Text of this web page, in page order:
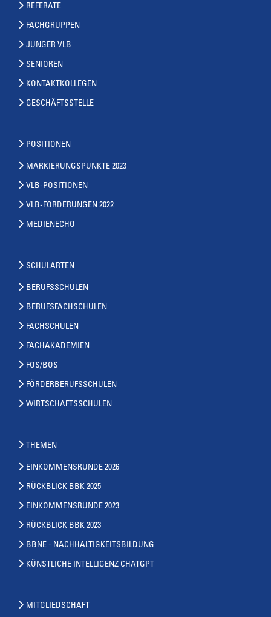
REFERATE
FACHGRUPPEN
JUNGER VLB
SENIOREN
KONTAKTKOLLEGEN
GESCHÄFTSSTELLE
POSITIONEN
MARKIERUNGSPUNKTE 2023
VLB-POSITIONEN
VLB-FORDERUNGEN 2022
MEDIENECHO
SCHULARTEN
BERUFSSCHULEN
BERUFSFACHSCHULEN
FACHSCHULEN
FACHAKADEMIEN
FOS/BOS
FÖRDERBERUFSSCHULEN
WIRTSCHAFTSSCHULEN
THEMEN
EINKOMMENSRUNDE 2026
RÜCKBLICK BBK 2025
EINKOMMENSRUNDE 2023
RÜCKBLICK BBK 2023
BBNE - NACHHALTIGKEITSBILDUNG
KÜNSTLICHE INTELLIGENZ CHATGPT
MITGLIEDSCHAFT